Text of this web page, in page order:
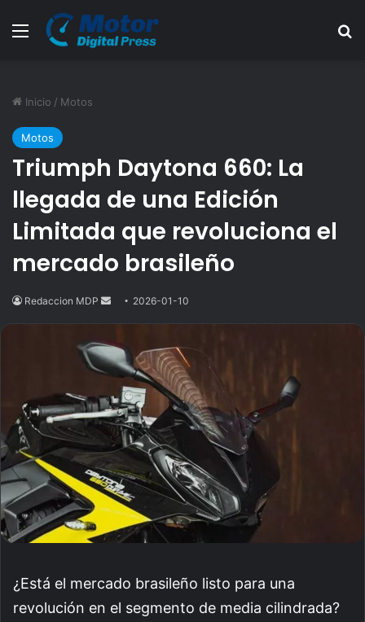
Menú
Inicio / Motos
Motos
Triumph Daytona 660: La
llegada de una Edición
Limitada que revoluciona el
mercado brasileño
Redaccion MDP
Send2026-01-10
¿Está el mercado brasileño listo para una
revolución en el segmento de media cilindrada?